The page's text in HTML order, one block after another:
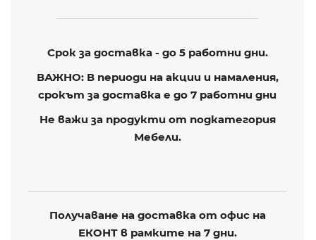
Срок за доставка - до 5 работни дни.
ВАЖНО: В периоди на акции и намаления,
срокът за доставка е до 7 работни дни
Не важи за продукти от подкатегория
Мебели.
Получаване на доставка от офис на
ЕКОНТ в рамките на 7 дни.